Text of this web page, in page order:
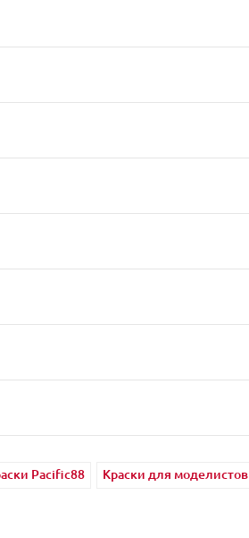
Pacific88
Краски для моделистов